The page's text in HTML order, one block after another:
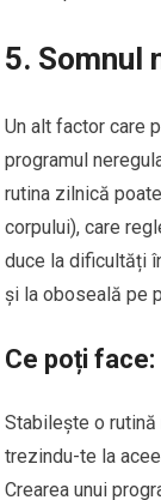
5. Somnul
Un alt factor care
programul
rutina zilnică
corpului), care
duce la dificultăți
și la oboseală pe
Ce poți face:
Stabilește o
trezindu-te la
Crearea unui